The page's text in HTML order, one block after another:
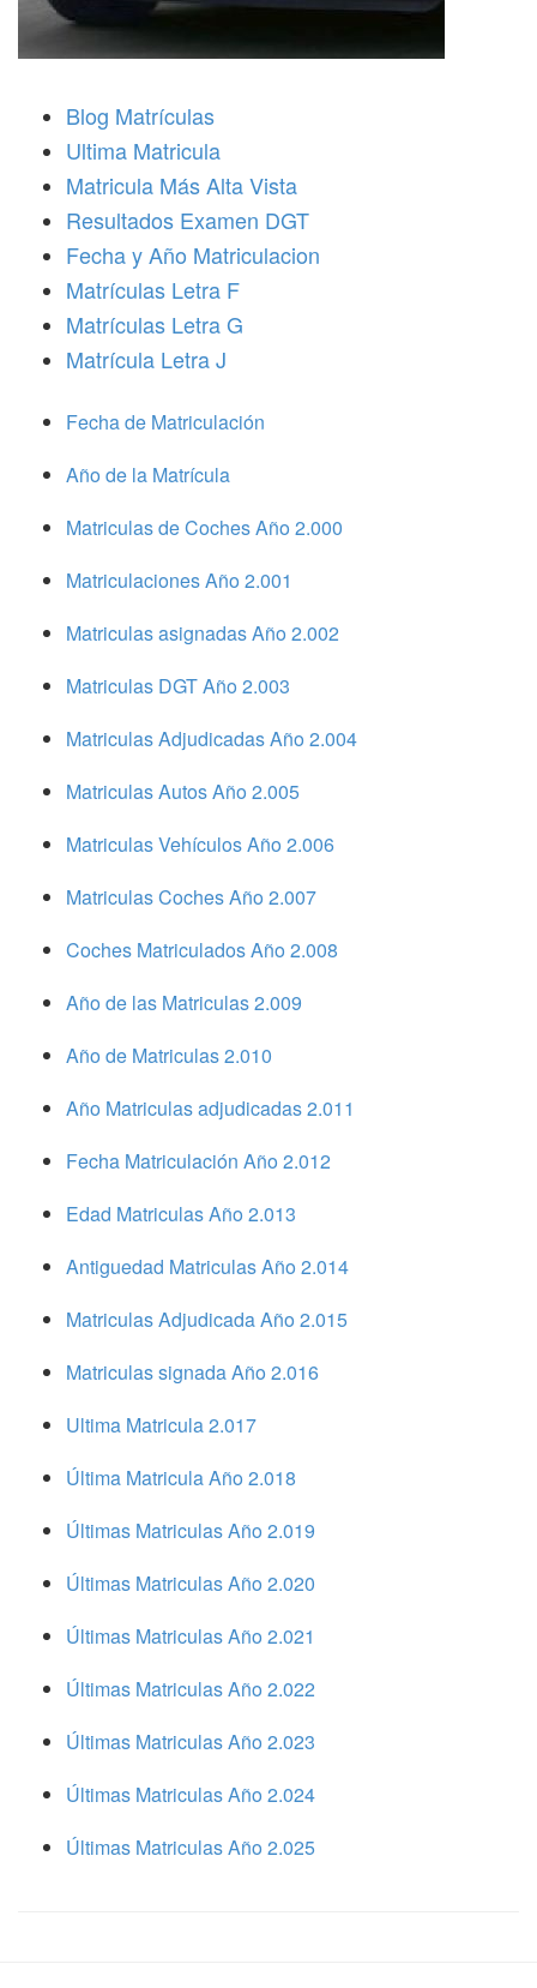
Blog Matrículas
Ultima Matricula
Matricula Más Alta Vista
Resultados Examen DGT
Fecha y Año Matriculacion
Matrículas Letra F
Matrículas Letra G
Matrícula Letra J
Fecha de Matriculación
Año de la Matrícula
Matriculas de Coches Año 2.000
Matriculaciones Año 2.001
Matriculas asignadas Año 2.002
Matriculas DGT Año 2.003
Matriculas Adjudicadas Año 2.004
Matriculas Autos Año 2.005
Matriculas Vehículos Año 2.006
Matriculas Coches Año 2.007
Coches Matriculados Año 2.008
Año de las Matriculas 2.009
Año de Matriculas 2.010
Año Matriculas adjudicadas 2.011
Fecha Matriculación Año 2.012
Edad Matriculas Año 2.013
Antiguedad Matriculas Año 2.014
Matriculas Adjudicada Año 2.015
Matriculas signada Año 2.016
Ultima Matricula 2.017
Última Matricula Año 2.018
Últimas Matriculas Año 2.019
Últimas Matriculas Año 2.020
Últimas Matriculas Año 2.021
Últimas Matriculas Año 2.022
Últimas Matriculas Año 2.023
Últimas Matriculas Año 2.024
Últimas Matriculas Año 2.025